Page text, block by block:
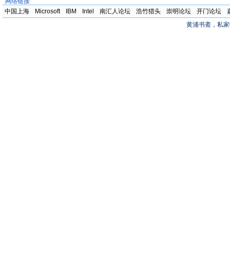
中国上海
Microsoft IBM Intel 南汇人论坛 浩竹猎头 崇明论坛 开门论坛
黄浦书斋，私